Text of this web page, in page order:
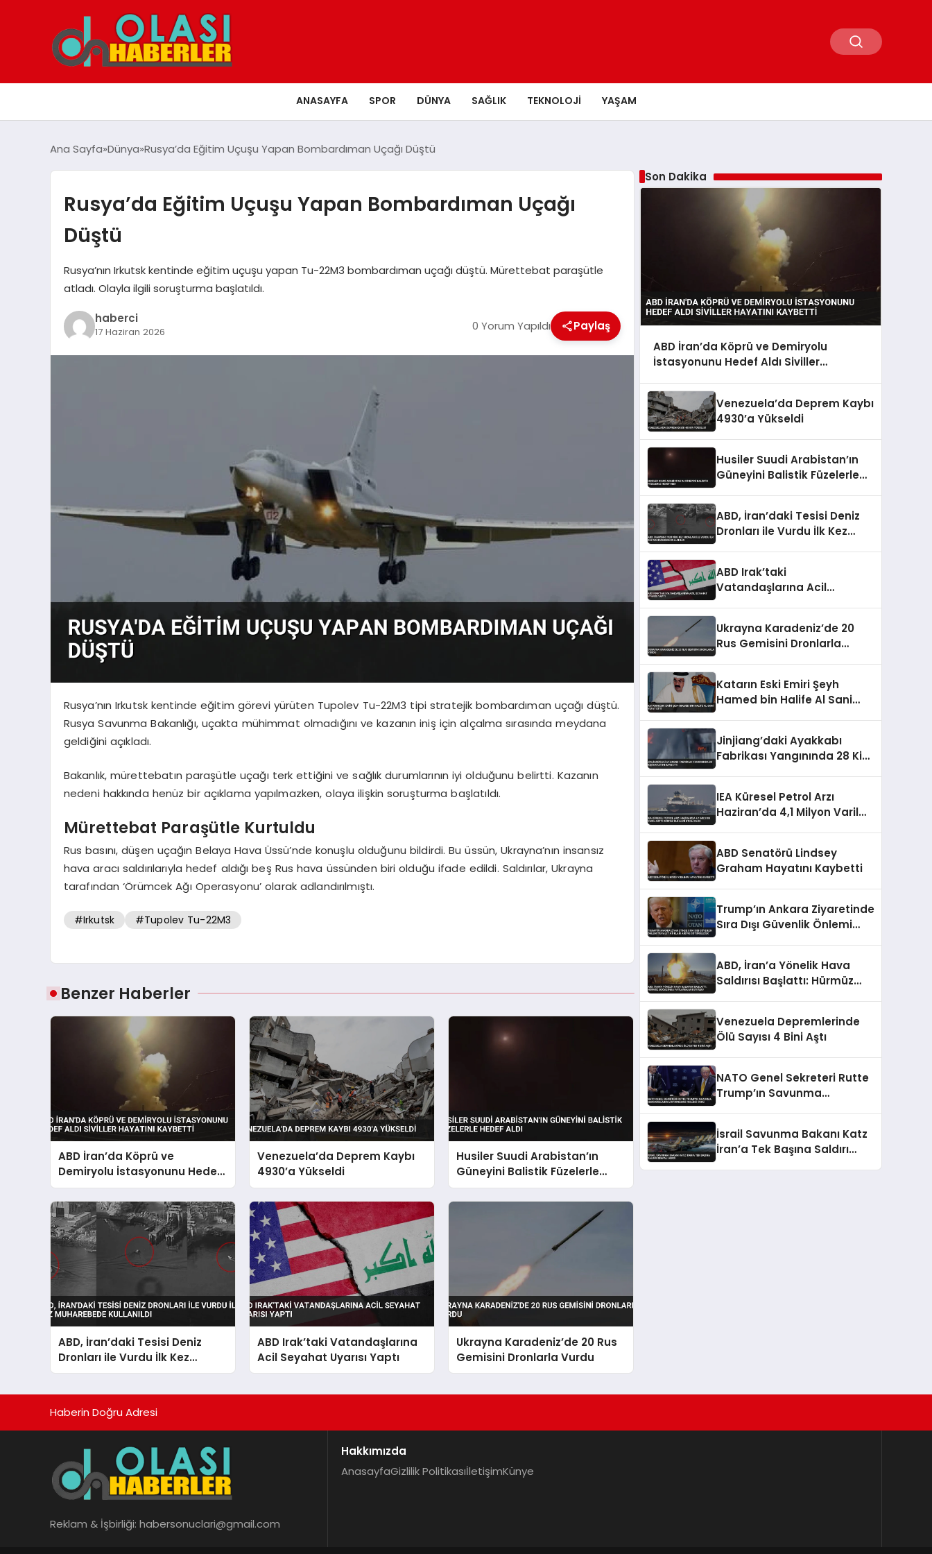
ANASAYFA SPOR DÜNYA SAĞLIK TEKNOLOJI YAŞAM
Ana Sayfa Dünya Rusya’da Eğitim Uçuşu Yapan Bombardıman Uçağı Düştü
Rusya’da Eğitim Uçuşu Yapan Bombardıman Uçağı
Düştü
Rusya’nın Irkutsk kentinde eğitim uçuşu yapan Tu-22M3 bombardıman uçağı düştü. Mürettebat paraşütle
atladı. Olayla ilgili soruşturma başlatıldı.
haberci
17 Haziran 2026 0 Yorum Yapıldı Paylaş
Rusya’nın Irkutsk kentinde eğitim görevi yürüten Tupolev Tu-22M3 tipi stratejik bombardıman uçağı düştü.
Rusya Savunma Bakanlığı, uçakta mühimmat olmadığını ve kazanın iniş için alçalma sırasında meydana
geldiğini açıkladı.
Bakanlık, mürettebatın paraşütle uçağı terk ettiğini ve sağlık durumlarının iyi olduğunu belirtti. Kazanın
nedeni hakkında henüz bir açıklama yapılmazken, olaya ilişkin soruşturma başlatıldı.
Mürettebat Paraşütle Kurtuldu
Rus basını, düşen uçağın Belaya Hava Üssü’nde konuşlu olduğunu bildirdi. Bu üssün, Ukrayna’nın insansız
hava aracı saldırılarıyla hedef aldığı beş Rus hava üssünden biri olduğu ifade edildi. Saldırılar, Ukrayna
tarafından ‘Örümcek Ağı Operasyonu’ olarak adlandırılmıştı.
#Irkutsk #Tupolev Tu-22M3
Benzer Haberler
ABD İran’da Köprü ve
Demiryolu İstasyonunu Hedef
Aldı Siviller Hayatını Kaybetti
Venezuela’da Deprem Kaybı
4930’a Yükseldi
Husiler Suudi Arabistan’ın
Güneyini Balistik Füzelerle
Hedef Aldı
ABD, İran’daki Tesisi Deniz
Dronları ile Vurdu İlk Kez
Muharebede Kullanıldı
ABD Irak’taki Vatandaşlarına
Acil Seyahat Uyarısı Yaptı
Ukrayna Karadeniz’de 20 Rus
Gemisini Dronlarla Vurdu
Son Dakika
ABD İran’da Köprü ve Demiryolu
İstasyonunu Hedef Aldı Siviller
Venezuela’da Deprem Kaybı
4930’a Yükseldi
Husiler Suudi Arabistan’ın
Güneyini Balistik Füzelerle
ABD, İran’daki Tesisi Deniz
Dronları ile Vurdu İlk Kez
ABD Irak’taki
Vatandaşlarına Acil
Ukrayna Karadeniz’de 20
Rus Gemisini Dronlarla
Katarın Eski Emiri Şeyh
Hamed bin Halife Al Sani
Jinjiang’daki Ayakkabı
Fabrikası Yangınında 28 Kişi
IEA Küresel Petrol Arzı
Haziran’da 4,1 Milyon Varil
ABD Senatörü Lindsey
Graham Hayatını Kaybetti
Trump’ın Ankara Ziyaretinde
Sıra Dışı Güvenlik Önlemi
ABD, İran’a Yönelik Hava
Saldırısı Başlattı: Hürmüz
Venezuela Depremlerinde
Ölü Sayısı 4 Bini Aştı
NATO Genel Sekreteri Rutte
Trump’ın Savunma
İsrail Savunma Bakanı Katz
İran’a Tek Başına Saldırı
Haberin Doğru Adresi
Reklam & İşbirliği: habersonuclari@gmail.com
Hakkımızda
AnasayfaGizlilik PolitikasıİletişimKünye